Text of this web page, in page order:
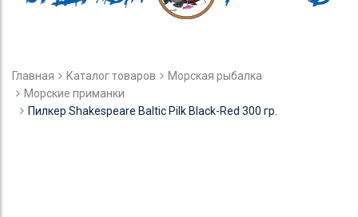
Главная Каталог товаров
Морская рыбалка
Морские приманки
Пилкер Shakespeare Baltic Pilk Black-Red 300 гр.